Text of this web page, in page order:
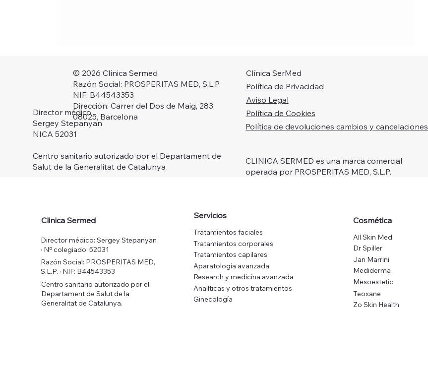
Director médico
Sergey Stepanyan
NICA 52031
Centro sanitario autorizado por el Departament de
Salut de la Generalitat de Catalunya
© 2026 Clínica Sermed
Razón Social: PROSPERITAS MED, S.L.P.
NIF: B44543353
Dirección: Carrer del Dos de Maig, 283,
08025, Barcelona
Clínica SerMed
Política de Privacidad
Aviso Legal
Política de Cookies
Política de devoluciones cambios y cancelaciones
CLINICA SERMED es una marca comercial
operada por PROSPERITAS MED, S.L.P.
Clinica Sermed
Director médico: Sergey Stepanyan
· Nº colegiado: 52031
Razón Social: PROSPERITAS MED,
S.L.P. · NIF: B44543353
Centro sanitario autorizado por el
Departament de Salut de la
Generalitat de Catalunya.
Servicios
Tratamientos faciales
Tratamientos corporales
Tratamientos capilares
Aparatología avanzada
Research y medicina avanzada
Analíticas y otros tratamientos
Ginecología
Cosmética
All Skin Med
Dr Spiller
Jan Marrini
Mediderma
Mesoestetic
Teoxane
Zo Skin Health